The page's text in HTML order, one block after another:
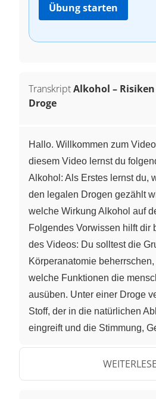
Übung starten
TranskriptAlkohol –
Droge
Hallo. Willkommen zum
diesem Video lernst du
Alkohol: Als Erstes lernst du,
den legalen Drogen gezählt
welche Wirkung Alkohol auf
Folgendes Vorwissen hilft dir
des Videos: Du solltest die
Körperanatomie
welche Funktionen die
ausüben. Unter einer Droge
Stoff, der in die natürlichen
eingreift und die Stimmung,
„Drogen“ denken viele an
Suchtmittel, also illegale